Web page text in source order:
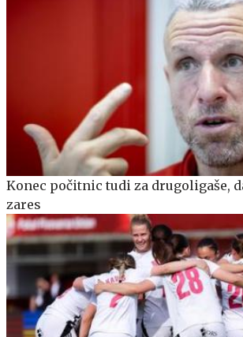
Konec počitnic tudi za drugoligaše,
zares